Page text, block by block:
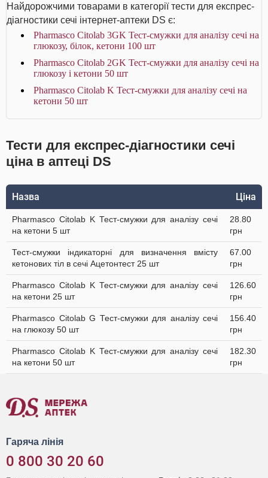
Найдорожчими товарами в категорії тести для експрес-
діагностики сечі інтернет-аптеки DS є:
Pharmasco Citolab 3GK Тест-смужки для аналізу сечі на
глюкозу, білок, кетони 100 шт
Pharmasco Citolab 2GK Тест-смужки для аналізу сечі на
глюкозу і кетони 50 шт
Pharmasco Citolab K Тест-смужки для аналізу сечі на
кетони 50 шт
Тести для експрес-діагностики сечі
ціна в аптеці DS
Назва Ціна
Pharmasco Citolab K Тест-смужки для аналізу сечі
на кетони 5 шт
28.80
грн
Тест-смужки індикаторні для визначення вмісту
кетонових тіл в сечі Ацетонтест 25 шт
67.00
грн
Pharmasco Citolab K Тест-смужки для аналізу сечі
на кетони 25 шт
126.60
грн
Pharmasco Citolab G Тест-смужки для аналізу сечі
на глюкозу 50 шт
156.40
грн
Pharmasco Citolab K Тест-смужки для аналізу сечі
на кетони 50 шт
182.30
грн
Гаряча лінія
0 800 30 20 60